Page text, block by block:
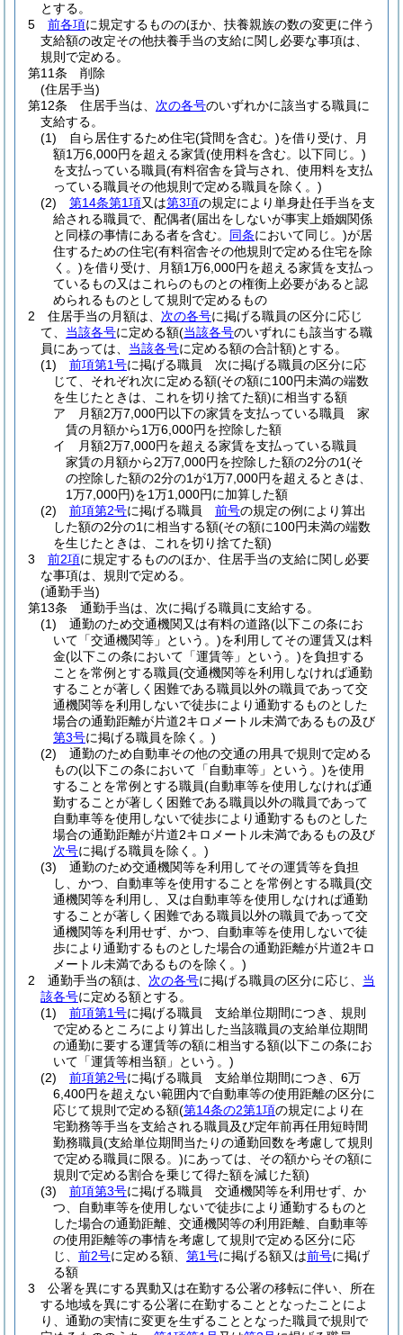
とする。
5
前各項に規定するもののほか、扶養親族の数の変更に伴う
支給額の改定その他扶養手当の支給に関し必要な事項は、
規則で定める。
第11条
削除
(住居手当)
第12条
住居手当は、 次の各号のいずれかに該当する職員に
支給する。
(1)
自ら居住するため住宅(貸間を含む。)を借り受け、月
額1万6,000円を超える家賃(使用料を含む。以下同じ。)
を支払っている職員(有料宿舎を貸与され、使用料を支払
っている職員その他規則で定める職員を除く。)
(2)
第14条第1項又は第3項の規定により単身赴任手当を支
給される職員で、配偶者(届出をしないが事実上婚姻関係
と同様の事情にある者を含む。 同条において同じ。)が居
住するための住宅(有料宿舎その他規則で定める住宅を除
く。)を借り受け、月額1万6,000円を超える家賃を支払っ
ているもの又はこれらのものとの権衡上必要があると認
められるものとして規則で定めるもの
2
住居手当の月額は、 次の各号に掲げる職員の区分に応じ
て、 当該各号に定める額(当該各号のいずれにも該当する職
員にあっては、 当該各号に定める額の合計額)とする。
(1)
前項第1号に掲げる職員 次に掲げる職員の区分に応
じて、それぞれ次に定める額(その額に100円未満の端数
を生じたときは、これを切り捨てた額)に相当する額
ア
月額2万7,000円以下の家賃を支払っている職員 家
賃の月額から1万6,000円を控除した額
イ
月額2万7,000円を超える家賃を支払っている職員
家賃の月額から2万7,000円を控除した額の2分の1(そ
の控除した額の2分の1が1万7,000円を超えるときは、
1万7,000円)を1万1,000円に加算した額
(2)
前項第2号に掲げる職員 前号の規定の例により算出
した額の2分の1に相当する額(その額に100円未満の端数
を生じたときは、これを切り捨てた額)
3
前2項に規定するもののほか、住居手当の支給に関し必要
な事項は、規則で定める。
(通勤手当)
第13条
通勤手当は、次に掲げる職員に支給する。
(1)
通勤のため交通機関又は有料の道路(以下この条にお
いて「交通機関等」という。)を利用してその運賃又は料
金(以下この条において「運賃等」という。)を負担する
ことを常例とする職員(交通機関等を利用しなければ通勤
することが著しく困難である職員以外の職員であって交
通機関等を利用しないで徒歩により通勤するものとした
場合の通勤距離が片道2キロメートル未満であるもの及び
第3号に掲げる職員を除く。)
(2)
通勤のため自動車その他の交通の用具で規則で定める
もの(以下この条において「自動車等」という。)を使用
することを常例とする職員(自動車等を使用しなければ通
勤することが著しく困難である職員以外の職員であって
自動車等を使用しないで徒歩により通勤するものとした
場合の通勤距離が片道2キロメートル未満であるもの及び
次号に掲げる職員を除く。)
(3)
通勤のため交通機関等を利用してその運賃等を負担
し、かつ、自動車等を使用することを常例とする職員(交
通機関等を利用し、又は自動車等を使用しなければ通勤
することが著しく困難である職員以外の職員であって交
通機関等を利用せず、かつ、自動車等を使用しないで徒
歩により通勤するものとした場合の通勤距離が片道2キロ
メートル未満であるものを除く。)
2
通勤手当の額は、 次の各号に掲げる職員の区分に応じ、 当
該各号に定める額とする。
(1)
前項第1号に掲げる職員 支給単位期間につき、規則
で定めるところにより算出した当該職員の支給単位期間
の通勤に要する運賃等の額に相当する額(以下この条にお
いて「運賃等相当額」という。)
(2)
前項第2号に掲げる職員 支給単位期間につき、6万
6,400円を超えない範囲内で自動車等の使用距離の区分に
応じて規則で定める額(第14条の2第1項の規定により在
宅勤務等手当を支給される職員及び定年前再任用短時間
勤務職員(支給単位期間当たりの通勤回数を考慮して規則
で定める職員に限る。)にあっては、その額からその額に
規則で定める割合を乗じて得た額を減じた額)
(3)
前項第3号に掲げる職員 交通機関等を利用せず、か
つ、自動車等を使用しないで徒歩により通勤するものと
した場合の通勤距離、交通機関等の利用距離、自動車等
の使用距離等の事情を考慮して規則で定める区分に応
じ、 前2号に定める額、 第1号に掲げる額又は前号に掲げ
る額
3
公署を異にする異動又は在勤する公署の移転に伴い、所在
する地域を異にする公署に在勤することとなったことによ
り、通勤の実情に変更を生ずることとなった職員で規則で